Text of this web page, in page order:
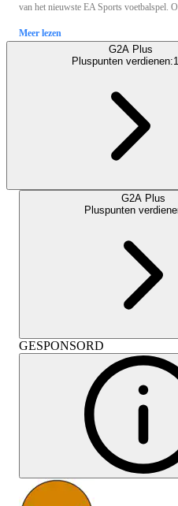
van het nieuwste EA Sports voetbalspel.
Meer lezen
G2A Plus
Pluspunten verdienen:
G2A Plus
Pluspunten
GESPONSORD